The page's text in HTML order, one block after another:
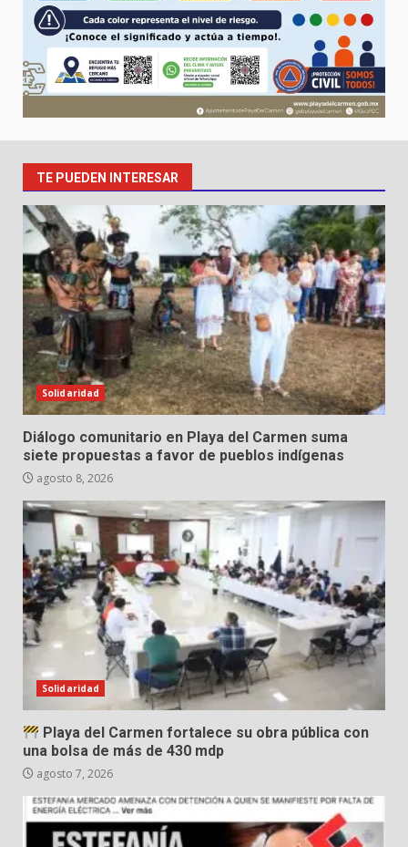
TE PUEDEN INTERESAR
Solidaridad
Diálogo comunitario en Playa del Carmen suma
siete propuestas a favor de pueblos indígenas
agosto 8, 2026
Solidaridad
Playa del Carmen fortalece su obra pública con
una bolsa de más de 430 mdp
agosto 7, 2026